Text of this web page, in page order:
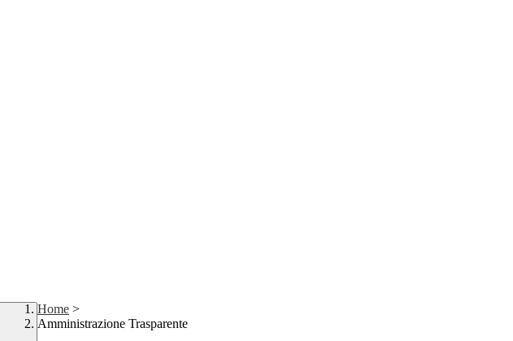
Home >
Amministrazione Trasparente